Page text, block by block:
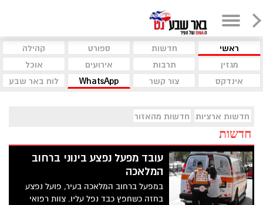
ראשי חדשות ספורט
קהילה
מגזין
תרבות אירועים
אוכל
אינדקס
צור קשר WhatsApp לוח באר שבע
חדשות ארציות חדשות מהאזור
חדשות
עובד מפעל נפצע בינוני ברחוב
המלאכה
במפעל ברחוב המלאכה בעיר, פועל נפצע
בחזה כשחפץ כבד נפל עליו. צוות רפואי